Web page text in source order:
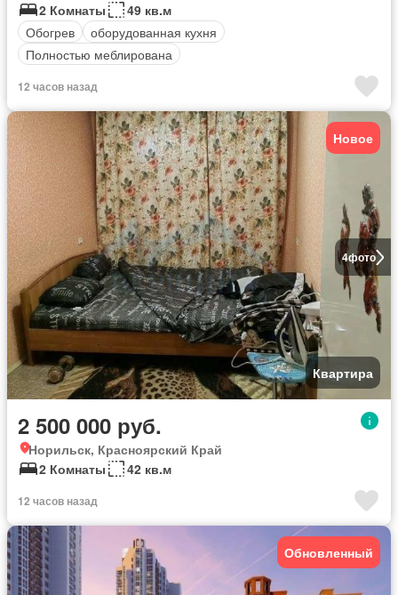
2 Комнаты
49 кв.м
Обогрев
оборудованная кухня
Полностью меблирована
12 часов назад
4фото
Новое
Квартира
2 500 000 руб.
Норильск, Красноярский Край
2 Комнаты
42 кв.м
12 часов назад
Обновленный